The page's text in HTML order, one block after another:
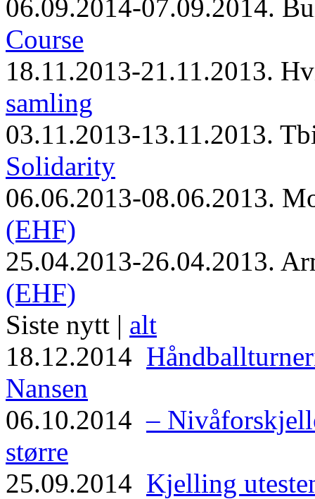
06.09.2014-07.09.2014.
Course
18.11.2013-21.11.2013.
samling
03.11.2013-13.11.2013.
Solidarity
06.06.2013-08.06.2013.
(EHF)
25.04.2013-26.04.2013.
(EHF)
Siste nytt | alt
18.12.2014
Nansen
06.10.2014–
større
25.09.2014 Kjelling